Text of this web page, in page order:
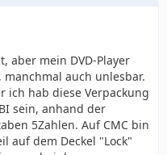
aber mein DVD-Player
auch unlesbar.
ich hab diese Verpackung
sein, anhand der
5Zahlen. Auf CMC bin
auf dem Deckel "Lock"